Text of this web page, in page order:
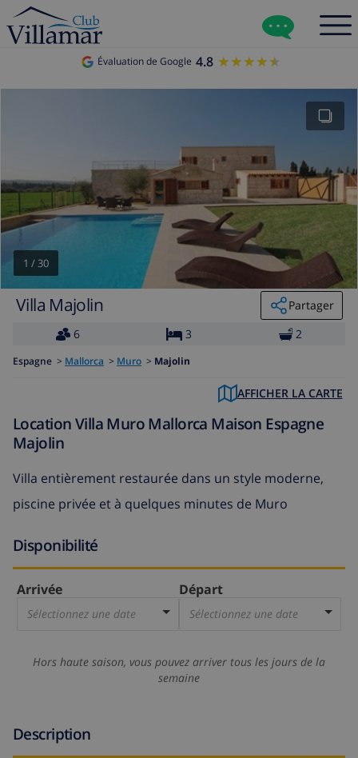
Évaluation de Google 4.8 ★★★★★
★★★★★
1 /30
Villa Majolin
Partager
6
3 2
Espagne > Mallorca > Muro > Majolin
AFFICHER LA CARTE
Location Villa Muro Mallorca Maison Espagne
Majolin
Villa entièrement restaurée dans un style moderne,
piscine privée et à quelques minutes de Muro
Disponibilité
Arrivée
Sélectionnez une date
Départ
Sélectionnez une date
Hors haute saison, vous pouvez arriver tous les jours de la
semaine
Description